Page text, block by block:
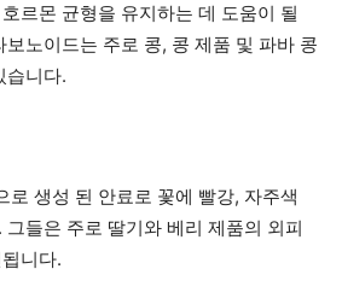
르몬 균형을 유지하는 데 도움이 될
노이드는 주로 콩, 콩 제품 및 파바 콩
습니다.
로 생성 된 안료로 꽃에 빨강, 자주색
들은 주로 딸기와 베리 제품의 외피
니다.